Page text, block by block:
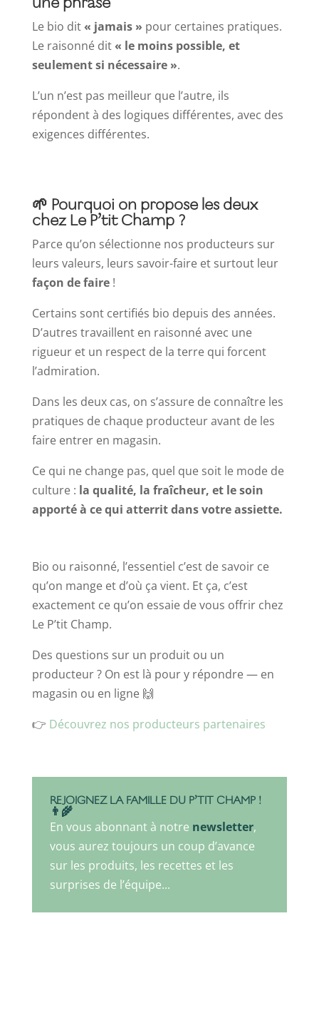
Le bio dit« jamais » pour certaines pratiques.
Le raisonné dit« le moins possible, et
seulement si nécessaire ».
L’un n’est pas meilleur que l’autre, ils
répondent à des logiques différentes, avec des
exigences différentes.
🌱 Pourquoi on propose les deux
chez Le P’tit Champ ?
Parce qu’on sélectionne nos producteurs sur
leurs valeurs, leurs savoir-faire et surtout leur
façon de faire!
Certains sont certifiés bio depuis des années.
D’autres travaillent en raisonné avec une
rigueur et un respect de la terre qui forcent
l’admiration.
Dans les deux cas, on s’assure de connaître les
pratiques de chaque producteur avant de les
faire entrer en magasin.
Ce qui ne change pas, quel que soit le mode de
culture : la qualité, la fraîcheur, et le soin
apporté à ce qui atterrit dans votre assiette.
Bio ou raisonné, l’essentiel c’est de savoir ce
qu’on mange et d’où ça vient. Et ça, c’est
exactement ce qu’on essaie de vous offrir chez
Le P’tit Champ.
Des questions sur un produit ou un
producteur ? On est là pour y répondre — en
magasin ou en ligne 🙌
👉 Découvrez nos producteurs partenaires
REJOIGNEZ LA FAMILLE DU P’TIT CHAMP !
👨‍🌾
En vous abonnant à notre newsletter,
vous aurez toujours un coup d’avance
sur les produits, les recettes et les
surprises de l’équipe...